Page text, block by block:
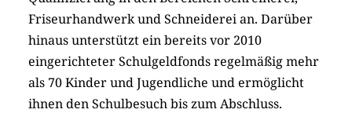
Friseurhandwerk und Schneiderei an. Darüber
hinaus unterstützt ein bereits vor 2010
eingerichteter Schulgeldfonds regelmäßig mehr
als 70 Kinder und Jugendliche und ermöglicht
ihnen den Schulbesuch bis zum Abschluss.